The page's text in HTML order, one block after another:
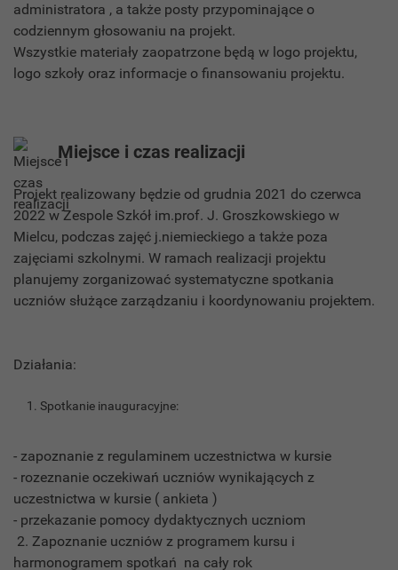
administratora , a także posty przypominające o
codziennym głosowaniu na projekt.
Wszystkie materiały zaopatrzone będą w logo projektu,
logo szkoły oraz informacje o finansowaniu projektu.
Miejsce i czas realizacji
Projekt realizowany będzie od grudnia 2021 do czerwca
2022 w Zespole Szkół im.prof. J. Groszkowskiego w
Mielcu, podczas zajęć j.niemieckiego a także poza
zajęciami szkolnymi. W ramach realizacji projektu
planujemy zorganizować systematyczne spotkania
uczniów służące zarządzaniu i koordynowaniu projektem.
Działania:
Spotkanie inauguracyjne:
- zapoznanie z regulaminem uczestnictwa w kursie
- rozeznanie oczekiwań uczniów wynikających z
uczestnictwa w kursie ( ankieta )
- przekazanie pomocy dydaktycznych uczniom
2. Zapoznanie uczniów z programem kursu i
harmonogramem spotkań na cały rok